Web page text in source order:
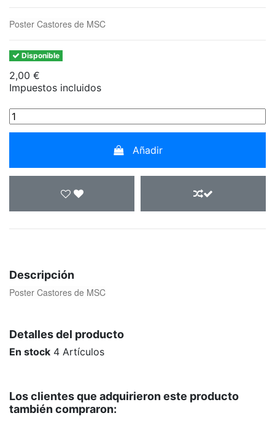
Poster Castores de MSC
Disponible
2,00 €
Impuestos incluidos
Añadir
Descripción
Poster Castores de MSC
Detalles del producto
En stock 4 Artículos
Los clientes que adquirieron este producto
también compraron: